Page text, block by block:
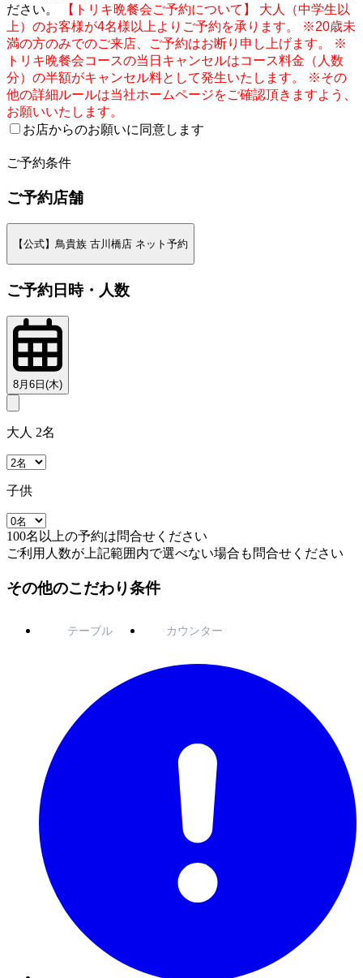
ださい。
【トリキ晩餐会ご予約について】 大人（中学生以
上）のお客様が4名様以上よりご予約を承ります。 ※20歳未
満の方のみでのご来店、ご予約はお断り申し上げます。 ※
トリキ晩餐会コースの当日キャンセルはコース料金（人数
分）の半額がキャンセル料として発生いたします。 ※その
他の詳細ルールは当社ホームページをご確認頂きますよう、
お願いいたします。
お店からのお願いに同意します
ご予約条件
ご予約店舗
【公式】鳥貴族 古川橋店 ネット予約
ご予約日時・人数
8月6日(木)
大人 2名
子供
100名以上の予約は問合せください
ご利用人数が上記範囲内で選べない場合も問合せください
その他のこだわり条件
テーブル カウンター